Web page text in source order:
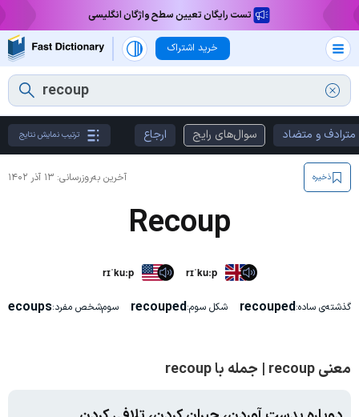
تست رایگان تعیین سطح واژگان انگلیسی
خرید اشتراک
مترادف و متضاد سوال‌های رایج ارجاع ترتیب نمایش نتایج
آخرین به‌روزرسانی: ۱۳ آذر ۱۴۰۲ ذخیره
Recoup
rɪˈkuːp rɪˈkuːp
گذشته‌ی ساده:recouped شکل سوم:recouped سوم‌شخص مفرد:recoups
معنی recoup | جمله با recoup